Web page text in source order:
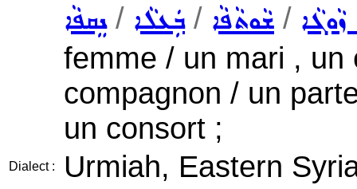
ܢܸܩܦܵܐ/ ܒܲܥܠܵܐ/ ܫܵܘܬܵܦܵܐ /
femme / un mari , un
compagnon / un
un consort ;
Dialect : Urmiah, Eastern